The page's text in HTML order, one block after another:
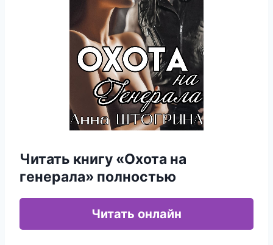
Читать книгу «Охота на
генерала» полностью
Читать онлайн